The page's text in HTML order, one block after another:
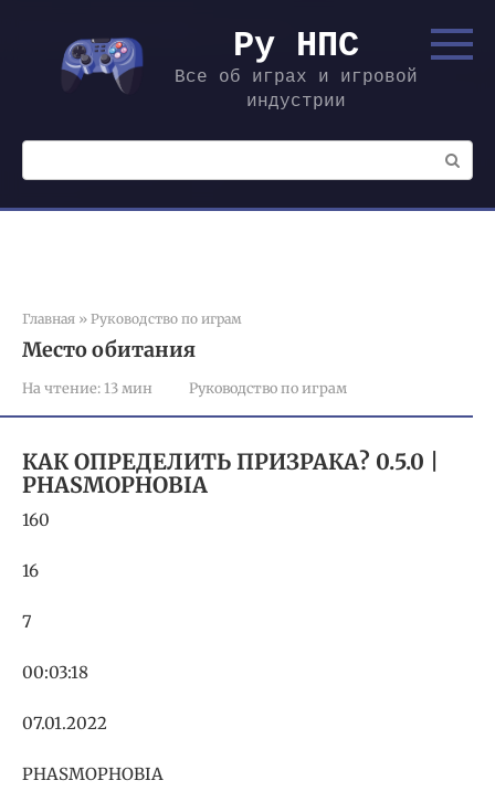
контенту
Ру НПС
Все об играх и игровой
индустрии
Поиск:
Главная » Руководство по играм
Место обитания
На чтение: 13 мин Руководство по играм
КАК ОПРЕДЕЛИТЬ ПРИЗРАКА? 0.5.0 |
PHASMOPHOBIA
160
16
7
00:03:18
07.01.2022
PHASMOPHOBIA